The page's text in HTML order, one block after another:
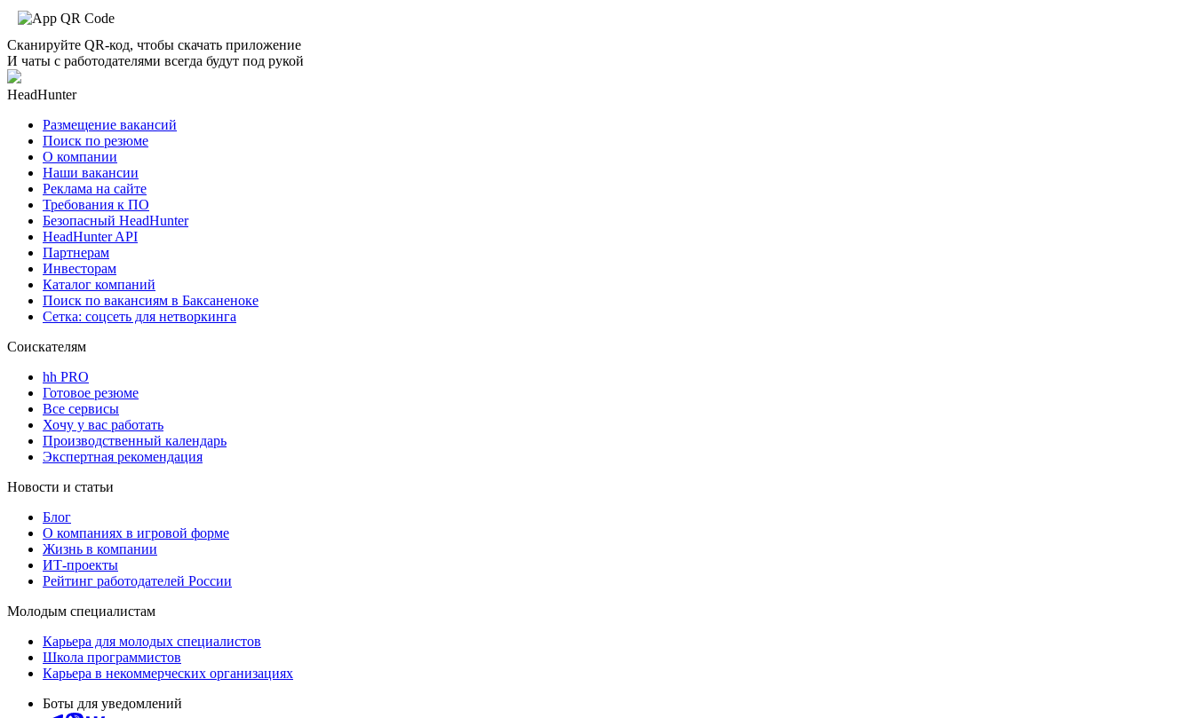
Сканируйте QR-код, чтобы скачать приложение
И чаты с работодателями всегда будут под рукой
HeadHunter
Размещение вакансий
Поиск по резюме
О компании
Наши вакансии
Реклама на сайте
Требования к ПО
Безопасный HeadHunter
HeadHunter API
Партнерам
Инвесторам
Каталог компаний
Поиск по вакансиям в Баксаненоке
Сетка: соцсеть для нетворкинга
Соискателям
hh PRO
Готовое резюме
Все сервисы
Хочу у вас работать
Производственный календарь
Экспертная рекомендация
Новости и статьи
Блог
О компаниях в игровой форме
Жизнь в компании
ИТ-проекты
Рейтинг работодателей России
Молодым специалистам
Карьера для молодых специалистов
Школа программистов
Карьера в некоммерческих организациях
Боты для уведомлений